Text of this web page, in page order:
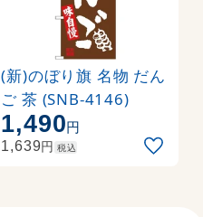
(新)のぼり旗 名物 だん
ご 茶 (SNB-4146)
1,490円
1,639円 税込